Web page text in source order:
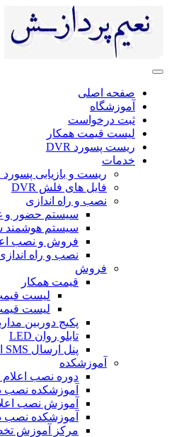
صفحه اصلی
آموزشگاه
ثبت درخواست
لیست قیمت همکار
ریست پسورد DVR
خدمات
ریست و بازیابی پسورد DVR
فایل های فلش DVR
نصب و راه اندازی
سیستم حضور و
سیستم هوشمند
فروش و نصب
نصب و راه اندازی
فروش
قیمت همکار
لیست قیمت
لیست قیمت
پکیج دوربین
تابلو روان LED
پنل ارسال SMS انبوه تبلیغاتی
آموزشکده
دوره نصب اعلام
آموزشکده نصب
آموزش نصب اعلام
آموزشکده نصب
مرکز آموزش